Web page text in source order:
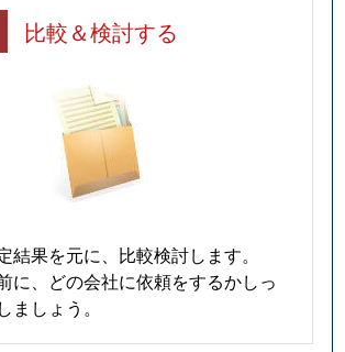
比較＆検討する
結果を元に、比較検討します。
に、どの会社に依頼をするかしっ
ましょう。